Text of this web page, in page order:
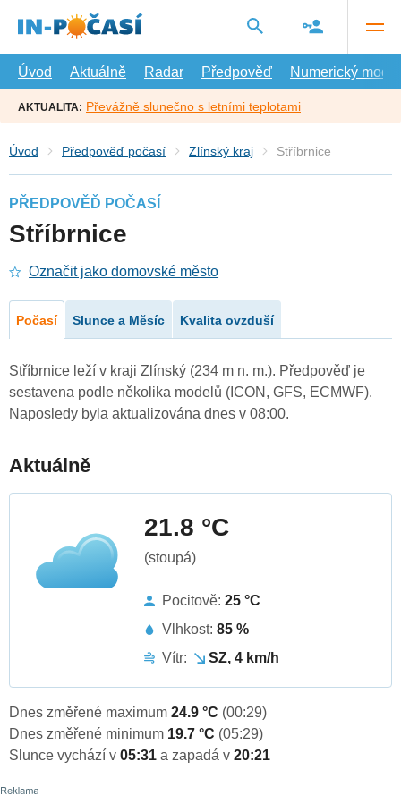
hlavní
Úvod
Aktuálně Radar Předpověď Numerický model
AKTUALITA: Převážně slunečno s letními teplotami
Úvod Předpověď počasí Zlínský kraj Stříbrnice
PŘEDPOVĚĎ POČASÍ
Stříbrnice
Označit jako domovské město
Počasí Slunce a Měsíc Kvalita ovzduší
Stříbrnice leží v kraji Zlínský (234 m n. m.). Předpověď je
sestavena podle několika modelů (ICON, GFS, ECMWF).
Naposledy byla aktualizována dnes v 08:00.
Aktuálně
21.8 °C
(stoupá)
Pocitově: 25 °C
Vlhkost: 85 %
Vítr:
SZ, 4 km/h
Dnes změřené maximum 24.9 °C (00:29)
Dnes změřené minimum 19.7 °C (05:29)
Slunce vychází v 05:31 a zapadá v 20:21